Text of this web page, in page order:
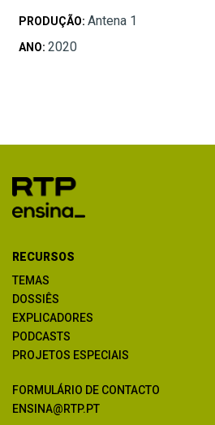
PRODUÇÃO: Antena 1
ANO: 2020
RECURSOS
TEMAS
DOSSIÊS
EXPLICADORES
PODCASTS
PROJETOS ESPECIAIS
FORMULÁRIO DE CONTACTO
ENSINA@RTP.PT